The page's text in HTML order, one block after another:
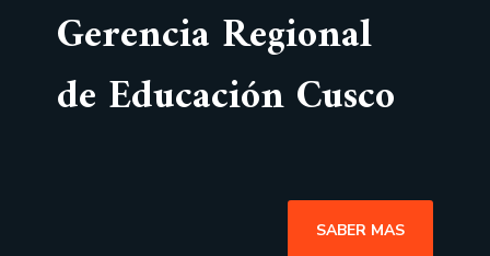
Gerencia Regional
de Educación Cusco
SABER MAS